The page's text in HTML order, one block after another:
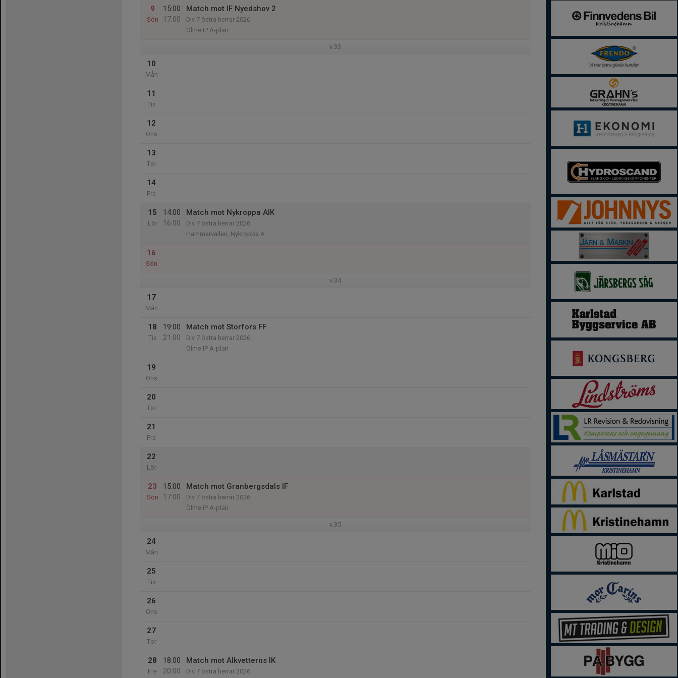
9
Sön
15:00
17:00
Match mot IF Nyedshov 2
Div 7 östra herrar 2026
Ölme IP A-plan
v.33
10
Mån
11
Tis
12
Ons
13
Tor
14
Fre
15
Lör
14:00
16:00
Match mot Nykroppa AIK
Div 7 östra herrar 2026
Hammarvallen, Nykroppa A
16
Sön
v.34
17
Mån
18
Tis
19:00
21:00
Match mot Storfors FF
Div 7 östra herrar 2026
Ölme IP A-plan
19
Ons
20
Tor
21
Fre
22
Lör
23
Sön
15:00
17:00
Match mot Granbergsdals IF
Div 7 östra herrar 2026
Ölme IP A-plan
v.35
24
Mån
25
Tis
26
Ons
27
Tor
28
Fre
18:00
20:00
Match mot Alkvetterns IK
Div 7 östra herrar 2026